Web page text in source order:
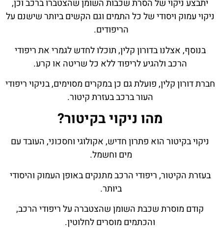
יתבצע ניקוי של הסרת שכבות השומן שהצטברו ברכב וכן,
ניקוי עמוק ויסודי של כל התמים וגם הקשים ביותר שישנם על
הריפודים.
בנוסף, אצלנו בדורון קלין, תוכלו לחדש לגמרי את ריפודי
הרכב ולהגיע לריפוד ללא כל שריטה או קרע.
חברת דורון קלין, פועלת גם כן במקרים מסוימים, בניקוי ריפודי
העור ברכב בעזרת קיטור.
מהו ניקוי בקיטור?
ניקוי בקיטור הוא פתרון חדיש, אקולוגי וחסכוני, העובד עם
מים וחשמל.
בעזרת הקיטור, ריפודי הרכב מתנקים באופן העמוק והיסודי
ביותר.
קודם מוסרת שכבת השומן שהצטברה על ריפודי הרכב,
והכתמים מוסרים לחלוטין.